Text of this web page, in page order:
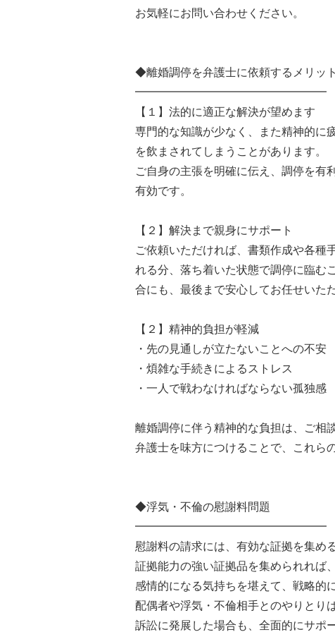
お気軽にお問い合わせください。
◆離婚調停を弁護士に依頼するメリット
━━━━━━━━━━━━━━━━━
【１】法的に適正な解決が望めます
専門的な知識が少なく、また精神的に
を飲まされてしまうことがあります。
ご自身の主張を明確に伝え、調停を有
有効です。
【２】解決まで親身にサポート
ご依頼いただければ、書類作成や各種
れる分、落ち着いた状態で調停に臨む
合にも、最後まで安心してお任せいた
【２】精神的負担が軽減
・先の見通しが立たないことへの不安
・煩雑な手続きによるストレス
・一人で戦わなければならない孤独感
離婚調停に伴う精神的な負担は、ご相
弁護士を味方につけることで、これら
◆浮気・不倫の慰謝料問題
━━━━━━━━━━━━━━━━━
慰謝料の請求には、有効な証拠を集め
証拠能力の強い証拠品を集められれば
感情的になる気持ちを堪えて、戦略的
配偶者や浮気・不倫相手とのやりとり
訴訟に発展した場合も、全面的にサポ